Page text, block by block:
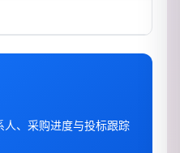
、采购进度与投标跟踪